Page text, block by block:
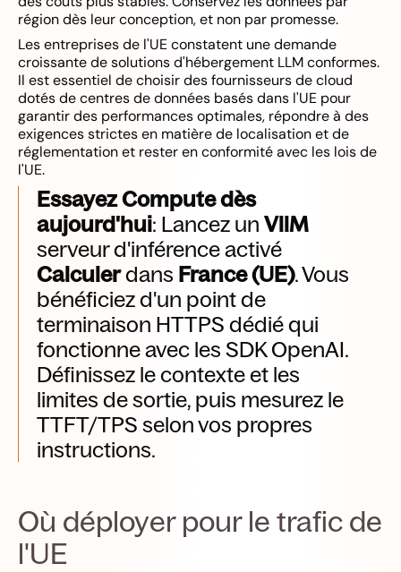
région dès leur conception, et non par promesse.
Les entreprises de l'UE constatent une demande
croissante de solutions d'hébergement LLM conformes.
Il est essentiel de choisir des fournisseurs de cloud
dotés de centres de données basés dans l'UE pour
garantir des performances optimales, répondre à des
exigences strictes en matière de localisation et de
réglementation et rester en conformité avec les lois de
l'UE.
Essayez Compute dès
aujourd'hui: Lancez un VllM
serveur d'inférence activé
Calculerdans France (UE). Vous
bénéficiez d'un point de
terminaison HTTPS dédié qui
fonctionne avec les SDK OpenAI.
Définissez le contexte et les
limites de sortie, puis mesurez le
TTFT/TPS selon vos propres
instructions.
Où déployer pour le trafic de
l'UE